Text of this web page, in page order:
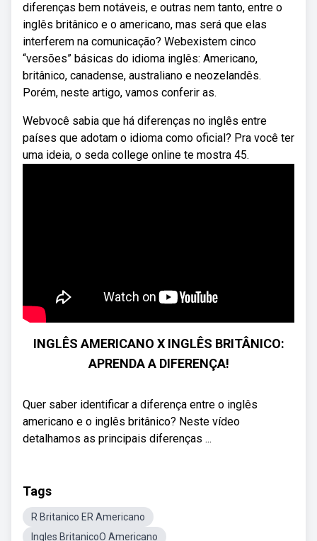
diferenças bem notáveis, e outras nem tanto, entre o
inglês britânico e o americano, mas será que elas
interferem na comunicação? Webexistem cinco
“versões” básicas do idioma inglês: Americano,
britânico, canadense, australiano e neozelandês.
Porém, neste artigo, vamos conferir as.
Webvocê sabia que há diferenças no inglês entre
países que adotam o idioma como oficial? Pra você ter
uma ideia, o seda college online te mostra 45.
INGLÊS AMERICANO X INGLÊS BRITÂNICO:
APRENDA A DIFERENÇA!
Quer saber identificar a diferença entre o inglês
americano e o inglês britânico? Neste vídeo
detalhamos as principais diferenças ...
Tags
R Britanico ER Americano
Ingles BritanicoO Americano